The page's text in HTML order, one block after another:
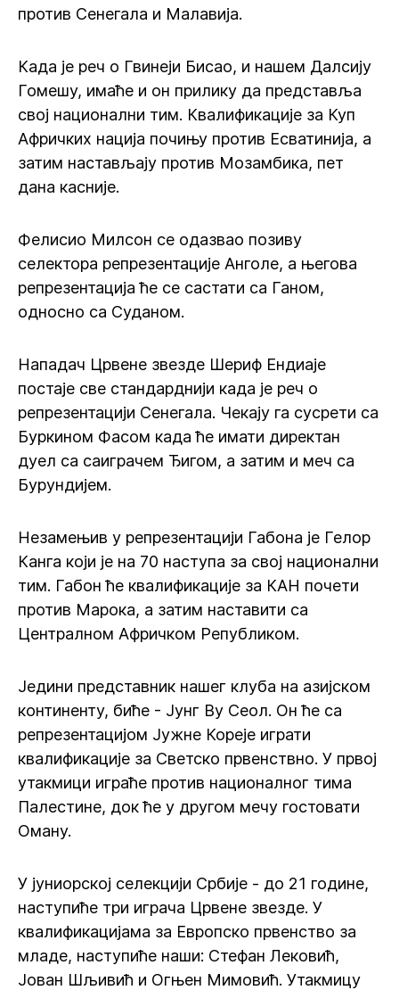
против Сенегала и Малавија.
Када је реч о Гвинеји Бисао, и нашем Далсију
Гомешу, имаће и он прилику да представља
свој национални тим. Квалификације за Куп
Афричких нација почињу против Есватинија, а
затим настављају против Мозамбика, пет
дана касније.
Фелисио Милсон се одазвао позиву
селектора репрезентације Анголе, а његова
репрезентација ће се састати са Ганом,
односно са Суданом.
Нападач Црвене звезде Шериф Ендиаје
постаје све стандарднији када је реч о
репрезентацији Сенегала. Чекају га сусрети са
Буркином Фасом када ће имати директан
дуел са саиграчем Ђигом, а затим и меч са
Бурундијем.
Незамењив у репрезентацији Габона је Гелор
Канга који је на 70 наступа за свој национални
тим. Габон ће квалификације за КАН почети
против Марока, а затим наставити са
Централном Афричком Републиком.
Једини представник нашег клуба на азијском
континенту, биће - Јунг Ву Сеол. Он ће са
репрезентацијом Јужне Кореје играти
квалификације за Светско првенствно. У првој
утакмици играће против националног тима
Палестине, док ће у другом мечу гостовати
Оману.
У јуниорској селекцији Србије - до 21 године,
наступиће три играча Црвене звезде. У
квалификацијама за Европско првенство за
младе, наступиће наши: Стефан Лековић,
Јован Шљивић и Огњен Мимовић. Утакмицу